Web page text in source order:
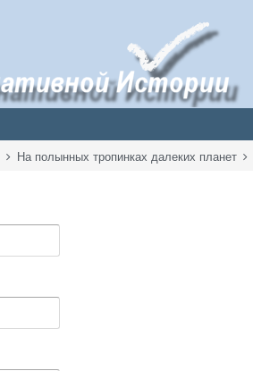
На полынных тропинках далеких планет